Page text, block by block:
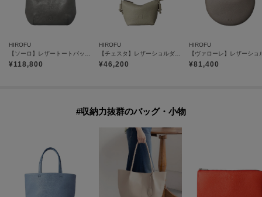
HIROFU
【ソーロ】レザートートバッグ L 2WAY A4サイズ 本革（商品番号：P25-20435）
¥118,800
HIROFU
【チェスタ】レザーショルダーバッグ S 2WAY 本革 （商品番号：P25－30615）
¥46,200
HIROFU
¥81,400
#収納力抜群のバッグ・小物